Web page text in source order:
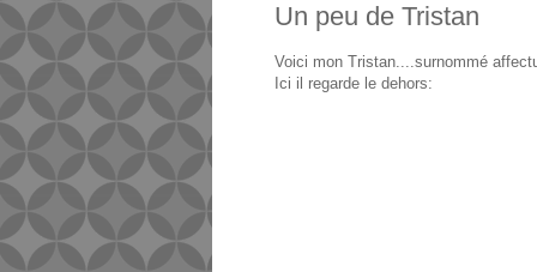
Un peu de Tristan
Voici mon Tristan....surnommé
Ici il regarde le dehors: